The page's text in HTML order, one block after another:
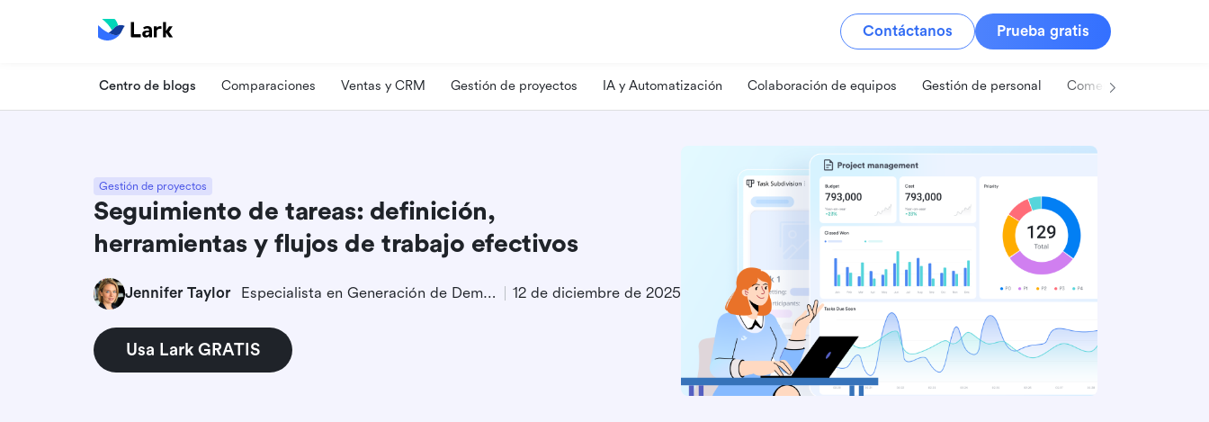
Contáctanos Prueba gratis
Centro de blogs Comparaciones Ventas y CRM Gestión de proyectos IA y Automatización Colaboración de equipos Gestión de personal Comercio minorista
Gestión de proyectos
Seguimiento de tareas: definición,
herramientas y flujos de trabajo efectivos
Jennifer Taylor Especialista en Generación de Demanda de Producto 12 de diciembre de 2025
Usa Lark GRATIS